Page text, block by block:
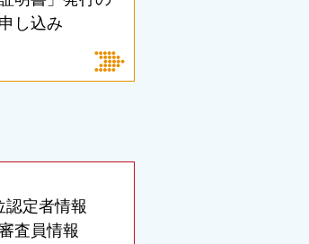
し込み
認定者情報
査員情報